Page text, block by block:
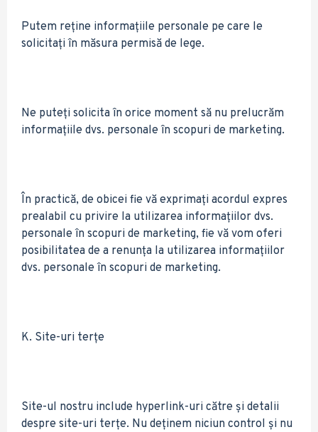
Putem reține informațiile personale pe care le
solicitați în măsura permisă de lege.
Ne puteți solicita în orice moment să nu prelucrăm
informațiile dvs. personale în scopuri de marketing.
În practică, de obicei fie vă exprimați acordul expres
prealabil cu privire la utilizarea informațiilor dvs.
personale în scopuri de marketing, fie vă vom oferi
posibilitatea de a renunța la utilizarea informațiilor
dvs. personale în scopuri de marketing.
K. Site-uri terțe
Site-ul nostru include hyperlink-uri către și detalii
despre site-uri terțe. Nu deținem niciun control și nu